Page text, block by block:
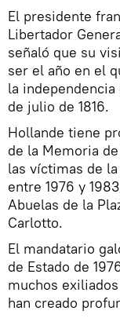
El presidente
Libertador
señaló que su
ser el año en el
la
de julio de 1816.
Hollande tiene
de la Memoria
las víctimas de
entre 1976 y
Abuelas de la
Carlotto.
El mandatario
de Estado de
muchos
han creado